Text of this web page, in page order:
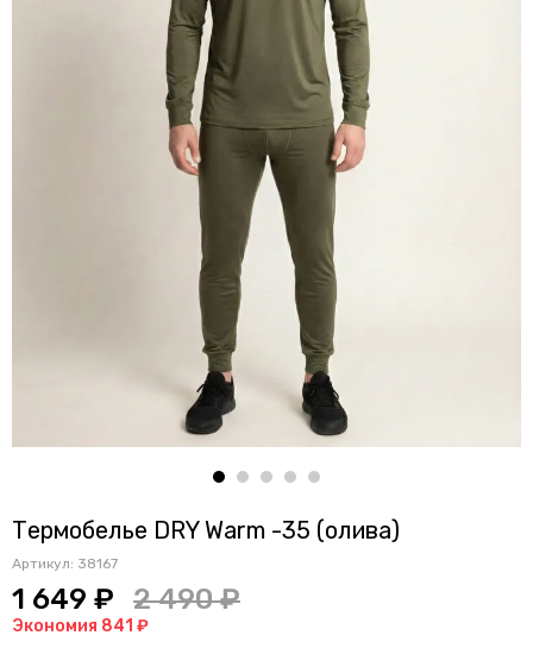
Термобелье DRY Warm -35 (олива)
Артикул: 38167
1 649 ₽ 2 490 ₽
Экономия 841 ₽